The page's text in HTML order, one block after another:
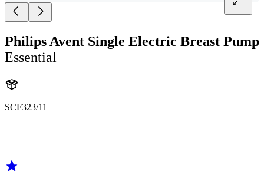
Philips Avent Single Electric Breast Pump
Essential
SCF323/11